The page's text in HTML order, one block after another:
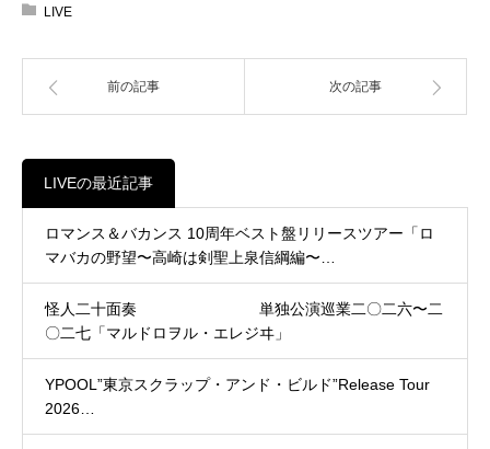
LIVE
前の記事 次の記事
LIVEの最近記事
ロマンス＆バカンス 10周年ベスト盤リリースツアー「ロ
マバカの野望〜高崎は剣聖上泉信綱編〜…
怪人二十面奏 単独公演巡業二〇二六〜二
〇二七「マルドロヲル・エレジヰ」
YPOOL”東京スクラップ・アンド・ビルド”Release Tour
2026…